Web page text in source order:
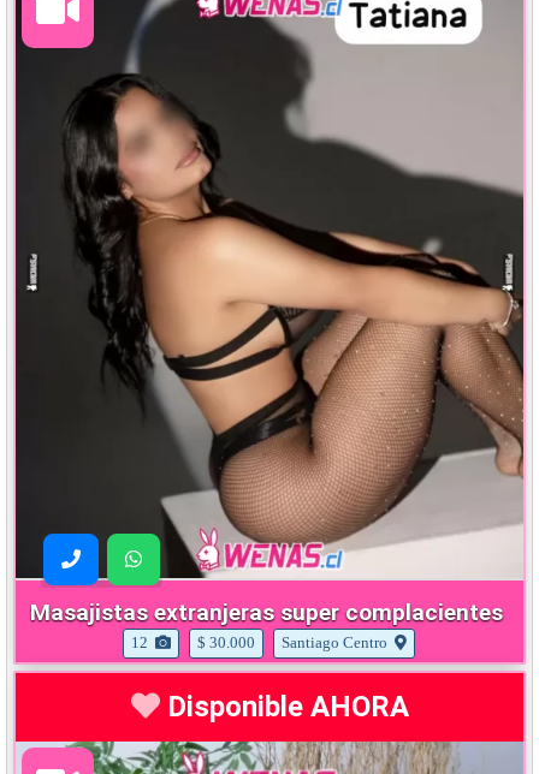
Masajistas extranjeras super complacientes
12 $ 30.000 Santiago Centro
Disponible AHORA